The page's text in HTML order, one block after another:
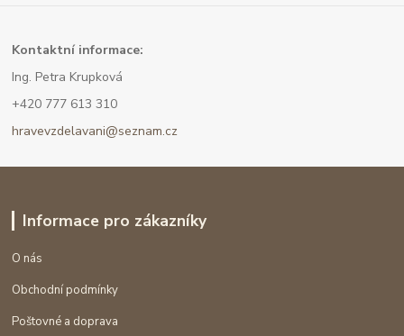
Kontaktní informace:
Ing. Petra Krupková
+420 777 613 310
hravevzdelavani@seznam.cz
Informace pro zákazníky
O nás
Obchodní podmínky
Poštovné a doprava